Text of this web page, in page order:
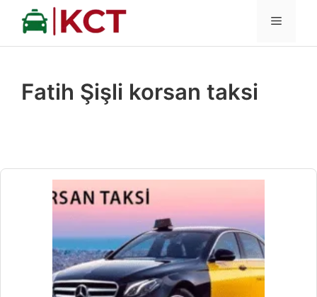
İçeriğe
MENÜ
Fatih Şişli korsan taksi